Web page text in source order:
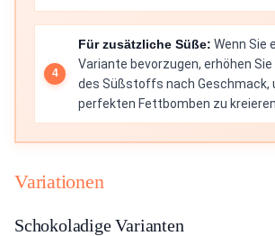
Für zusätzliche Süße: Wenn Sie
Variante bevorzugen, erhöhen Sie
des Süßstoffs nach Geschmack,
perfekten Fettbomben zu kreieren.
Variationen
Schokoladige Varianten